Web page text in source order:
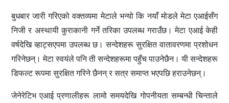
बुधबार जारी गरिएको वक्तव्यमा मेटाले भन्यो कि नयाँ मोडले मेटा एआईसँग
निजी र अस्थायी कुराकानी गर्ने तरिका उपलब्ध गराउँछ। मेटा एआई केही
वर्षदेखि व्हाट्सएपमा उपलब्ध छ। सन्देशहरू सुरक्षित वातावरणमा प्रशोधन
गरिनेछन्। मेटा स्वयंले पनि ती सन्देशहरूमा पहुँच पाउनेछैन। यी सन्देशहरू
डिफल्ट रूपमा सुरक्षित गरिने छैनन् र सत्र समाप्त भएपछि हराउनेछन्।
जेनेरेटिभ एआई प्रणालीहरू लामो समयदेखि गोपनीयता सम्बन्धी चिन्ताले